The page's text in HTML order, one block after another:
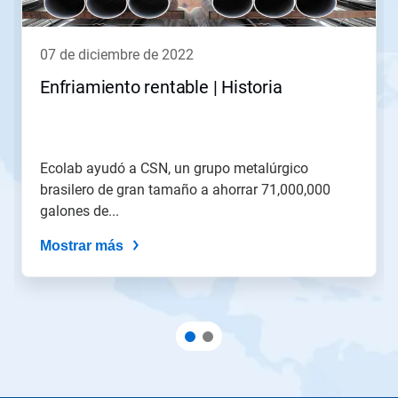
07 de diciembre de 2022
Enfriamiento rentable | Historia
Ecolab ayudó a CSN, un grupo metalúrgico
brasilero de gran tamaño a ahorrar 71,000,000
galones de...
Mostrar más